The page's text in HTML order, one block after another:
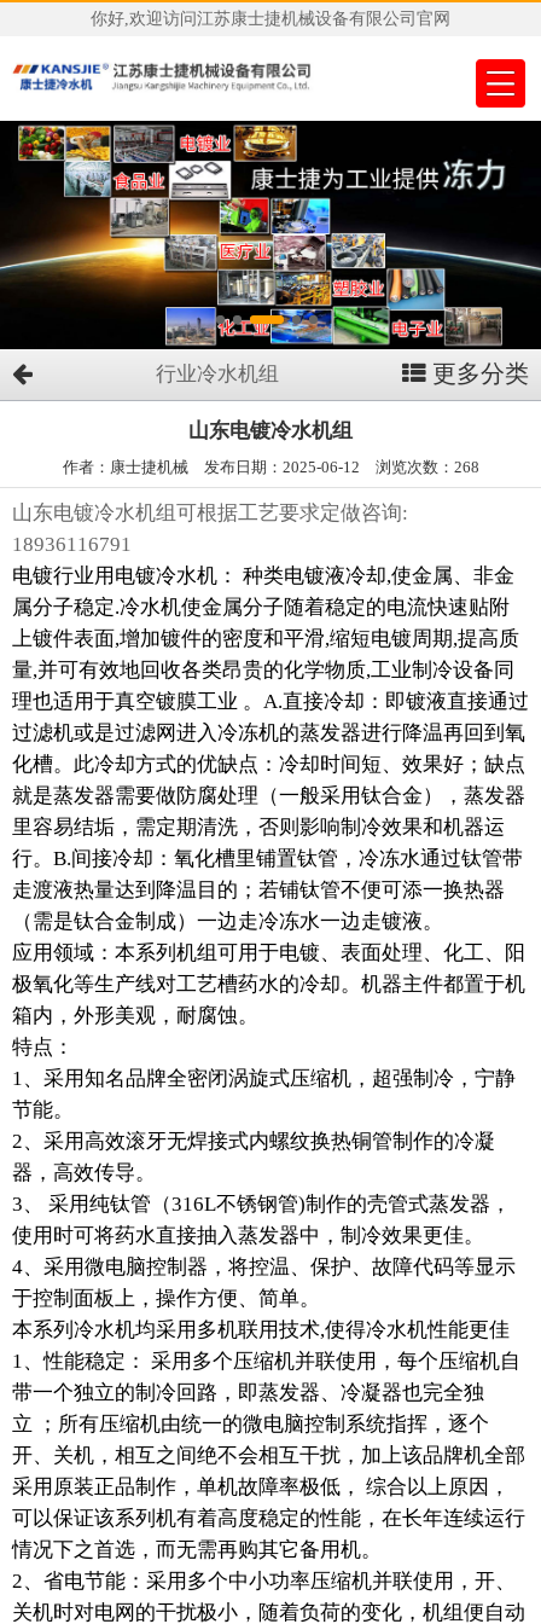
你好,欢迎访问江苏康士捷机械设备有限公司官网
行业冷水机组 更多分类
山东电镀冷水机组
作者：康士捷机械 发布日期：2025-06-12 浏览次数：268
山东电镀冷水机组 可根据工艺要求定做咨询:
18936116791
电镀行业用电镀冷水机： 种类电镀液冷却,使金属、非金
属分子稳定.冷水机使金属分子随着稳定的电流快速贴附
上镀件表面,增加镀件的密度和平滑,缩短电镀周期,提高质
量,并可有效地回收各类昂贵的化学物质,工业制冷设备同
理也适用于真空镀膜工业 。A.直接冷却：即镀液直接通过
过滤机或是过滤网进入冷冻机的蒸发器进行降温再回到氧
化槽。此冷却方式的优缺点：冷却时间短、效果好；缺点
就是蒸发器需要做防腐处理（一般采用钛合金），蒸发器
里容易结垢，需定期清洗，否则影响制冷效果和机器运
行。B.间接冷却：氧化槽里铺置钛管，冷冻水通过钛管带
走渡液热量达到降温目的；若铺钛管不便可添一换热器
（需是钛合金制成）一边走冷冻水一边走镀液。
应用领域：本系列机组可用于电镀、表面处理、化工、阳
极氧化等生产线对工艺槽药水的冷却。机器主件都置于机
箱内，外形美观，耐腐蚀。
特点：
1、采用知名品牌全密闭涡旋式压缩机，超强制冷，宁静
节能。
2、采用高效滚牙无焊接式内螺纹换热铜管制作的冷凝
器，高效传导。
3、 采用纯钛管（316L不锈钢管)制作的壳管式蒸发器，
使用时可将药水直接抽入蒸发器中，制冷效果更佳。
4、采用微电脑控制器，将控温、保护、故障代码等显示
于控制面板上，操作方便、简单。
本系列冷水机均采用多机联用技术,使得冷水机性能更佳
1、性能稳定： 采用多个压缩机并联使用，每个压缩机自
带一个独立的制冷回路，即蒸发器、冷凝器也完全独
立 ；所有压缩机由统一的微电脑控制系统指挥，逐个
开、关机，相互之间绝不会相互干扰，加上该品牌机全部
采用原装正品制作，单机故障率极低， 综合以上原因，
可以保证该系列机有着高度稳定的性能，在长年连续运行
情况下之首选，而无需再购其它备用机。
2、省电节能：采用多个中小功率压缩机并联使用，开、
关机时对电网的干扰极小，随着负荷的变化，机组便自动